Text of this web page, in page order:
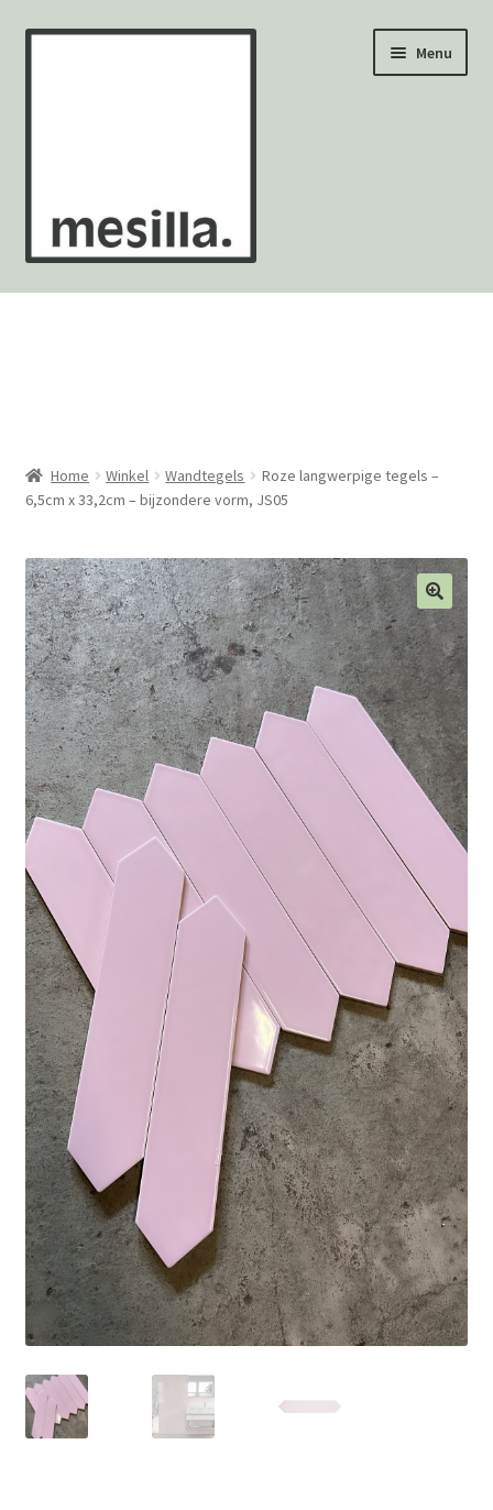
Ga
Ga
Menu
Wandtegels
Mozaïekvellen
Contact
Home Winkel Wandtegels
Roze langwerpige tegels –
6,5cm x 33,2cm – bijzondere vorm, JS05